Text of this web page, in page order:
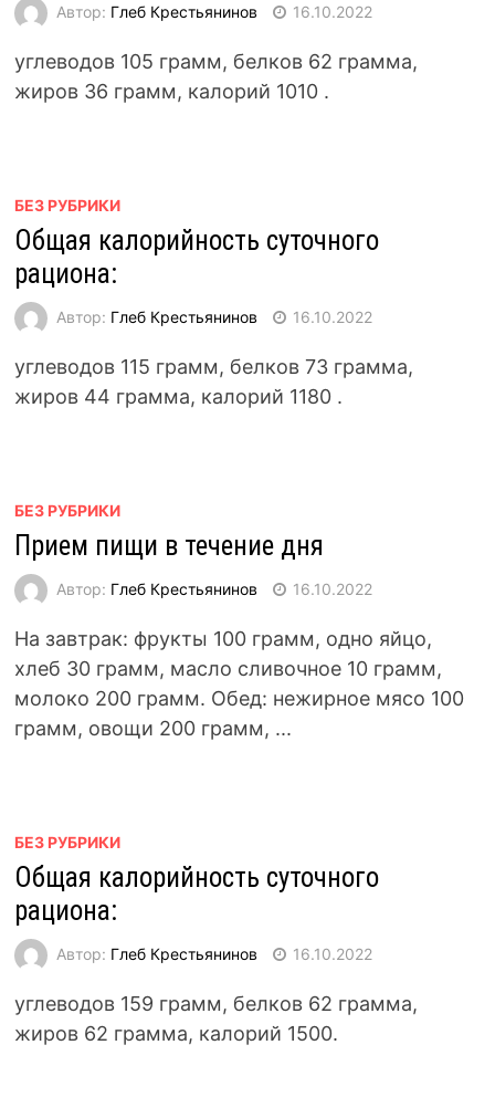
Автор: Глеб Крестьянинов 16.10.2022
углеводов 105 грамм, белков 62 грамма,
жиров 36 грамм, калорий 1010 .
БЕЗ РУБРИКИ
Общая калорийность суточного
рациона:
Автор: Глеб Крестьянинов 16.10.2022
углеводов 115 грамм, белков 73 грамма,
жиров 44 грамма, калорий 1180 .
БЕЗ РУБРИКИ
Прием пищи в течение дня
Автор: Глеб Крестьянинов 16.10.2022
На завтрак: фрукты 100 грамм, одно яйцо,
хлеб 30 грамм, масло сливочное 10 грамм,
молоко 200 грамм. Обед: нежирное мясо 100
грамм, овощи 200 грамм, ...
БЕЗ РУБРИКИ
Общая калорийность суточного
рациона:
Автор: Глеб Крестьянинов 16.10.2022
углеводов 159 грамм, белков 62 грамма,
жиров 62 грамма, калорий 1500.